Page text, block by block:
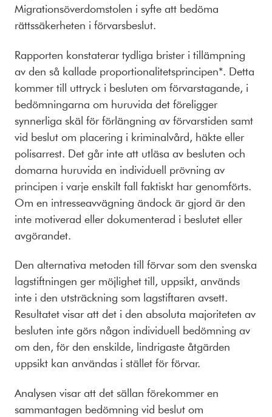
Migrationsöverdomstolen i syfte att bedöma
rättssäkerheten i förvarsbeslut.
Rapporten konstaterar tydliga brister i tillämpning
av den så kallade proportionalitetsprincipen*. Detta
kommer till uttryck i besluten om förvarstagande, i
bedömningarna om huruvida det föreligger
synnerliga skäl för förlängning av förvarstiden samt
vid beslut om placering i kriminalvård, häkte eller
polisarrest. Det går inte att utläsa av besluten och
domarna huruvida en individuell prövning av
principen i varje enskilt fall faktiskt har genomförts.
Om en intresseavvägning ändock är gjord är den
inte motiverad eller dokumenterad i beslutet eller
avgörandet.
Den alternativa metoden till förvar som den svenska
lagstiftningen ger möjlighet till, uppsikt, används
inte i den utsträckning som lagstiftaren avsett.
Resultatet visar att det i den absoluta majoriteten av
besluten inte görs någon individuell bedömning av
om den, för den enskilde, lindrigaste åtgärden
uppsikt kan användas i stället för förvar.
Analysen visar att det sällan förekommer en
sammantagen bedömning vid beslut om